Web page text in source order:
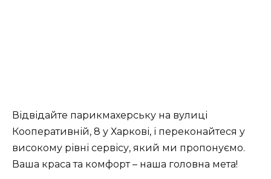
Відвідайте парикмахерську на вулиці
Кооперативній, 8 у Харкові, і переконайтеся у
високому рівні сервісу, який ми пропонуємо.
Ваша краса та комфорт – наша головна мета!